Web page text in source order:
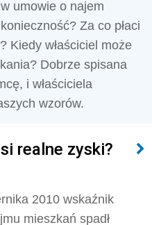
umowie o najem
Za co płaci
Kiedy właściciel może
Dobrze spisana
i właściciela
wzorów.
realne zyski?
2010 wskaźnik
mieszkań spadł